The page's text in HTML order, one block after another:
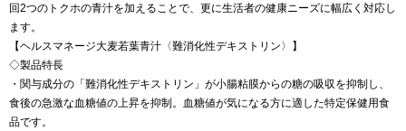
回2つのトクホの青汁を加えることで、更に生活者の健康ニーズに幅広く対応し
ます。
【ヘルスマネージ大麦若葉青汁〈難消化性デキストリン〉】
◇製品特長
・関与成分の「難消化性デキストリン」が小腸粘膜からの糖の吸収を抑制し、
食後の急激な血糖値の上昇を抑制。血糖値が気になる方に適した特定保健用食
品です。